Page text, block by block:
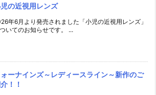
の近視用レンズ
年6月より発売されました「小児の近視用レンズ」
いてのお知らせです。 ...
ーナインズ～レディースライン～新作のご
！！